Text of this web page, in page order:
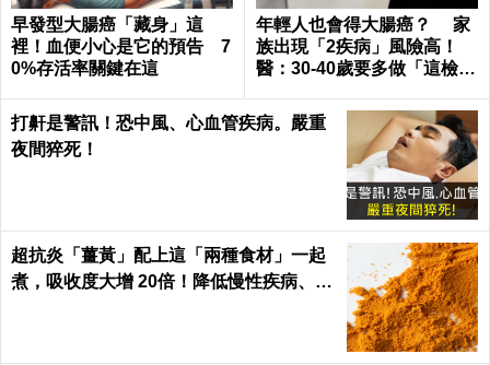
早發型大腸癌「藏身」這
裡！血便小心是它的預告 7
0%存活率關鍵在這
年輕人也會得大腸癌？ 家
族出現「2疾病」風險高！
醫：30-40歲要多做「這檢
打鼾是警訊！恐中風、心血管疾病。嚴重
夜間猝死！
超抗炎「薑黃」配上這「兩種食材」一起
煮，吸收度大增 20倍！降低慢性疾病、癌